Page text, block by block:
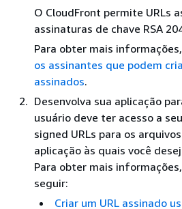
O CloudFront permite URLs
assinaturas de chave RSA
Para obter mais
os assinantes que podem
assinados.
Desenvolva sua aplicação
usuário deve ter acesso a
signed URLs para os
aplicação às quais você
Para obter mais
seguir:
Criar um URL assinado